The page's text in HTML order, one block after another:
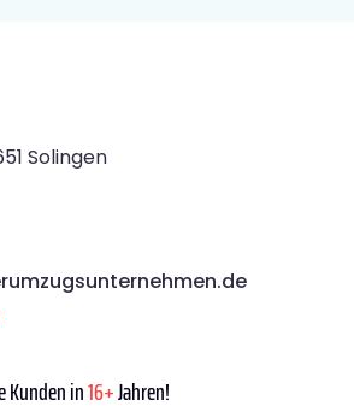
Solingen
Kunden in16+Jahren!